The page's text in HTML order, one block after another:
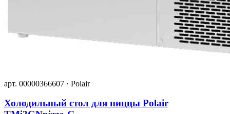
арт. 00000366607 · Polair
Холодильный стол для пиццы Polair